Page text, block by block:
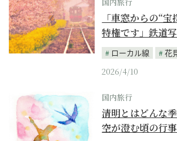
「車窓からの“
特権です」鉄道
ローカル線
花
2026/4/10
国内旅行
清明とはどんな
空が澄む頃の行